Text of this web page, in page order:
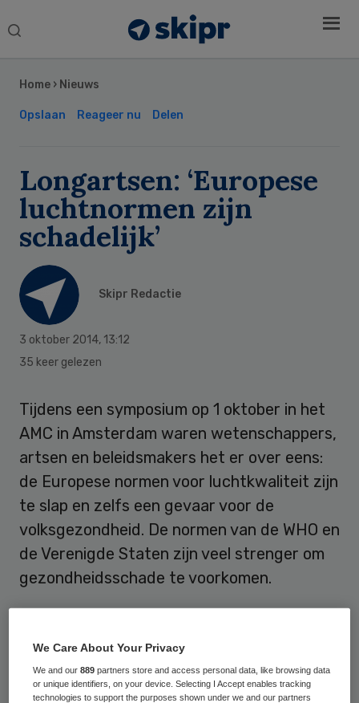
Search
Home › Nieuws
Opslaan Reageer nu Delen
Longartsen: ‘Europese
luchtnormen zijn
schadelijk’
Skipr Redactie
3 oktober 2014, 13:12
35 keer gelezen
Tijdens een symposium op 1 oktober in het
AMC in Amsterdam waren wetenschappers,
artsen en beleidsmakers het er over eens:
de Europese normen voor luchtkwaliteit zijn
te slap en zelfs een gevaar voor de
volksgezondheid. De normen van de WHO en
de Verenigde Staten zijn veel strenger om
gezondheidsschade te voorkomen.
beschermen van haar burgers,
algehele conclusie.
Sidebar
We Care About Your Privacy
We and our889 partners store and access personal data, like browsing data
or unique identifiers, on your device. Selecting I Accept enables tracking
technologies to support the purposes shown under we and our partners